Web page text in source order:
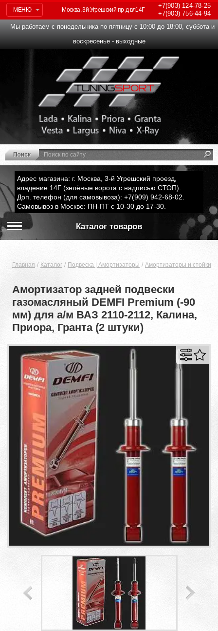
МЕНЮ
+7(903)124-78-25
+7(903)756-44-94
Москва, 3й Угрешский пр-д вл14Г
Мы работаем с понедельника по пятницу с 10:00 до 18:00, суббота и
воскресенье - выходные
Адрес магазина: г. Москва, 3-й Угрешский проезд,
владение 14Г (зелёные ворота с надписью СТОП).
Доп. телефон (для самовывоза): +7(909) 942-68-02.
Самовывоз в Москве: ПН-ПТ с 10-30 до 17-30.
Каталог товаров
Главная Каталог Подвеска | Амортизаторы Амортизаторы и стойки
Амортизатор задней подвески
газомасляный DEMFI Premium (-90
мм) для а/м ВАЗ 2110-2112, Калина,
Приора, Гранта (2 штуки)